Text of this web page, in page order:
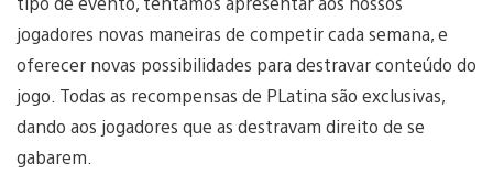
jogadores novas maneiras de competir cada semana, e
oferecer novas possibilidades para destravar conteúdo do
jogo. Todas as recompensas de PLatina são exclusivas,
dando aos jogadores que as destravam direito de se
gabarem.